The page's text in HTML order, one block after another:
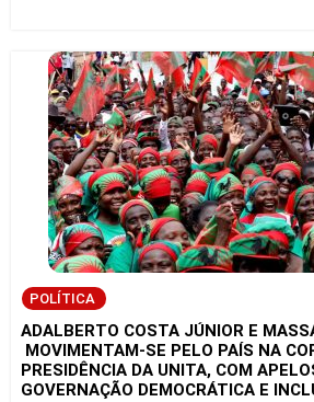
POLÍTICA
ADALBERTO COSTA JÚNIOR E
MOVIMENTAM-SE PELO PAÍS NA
PRESIDÊNCIA DA UNITA, COM
GOVERNAÇÃO DEMOCRÁTICA E